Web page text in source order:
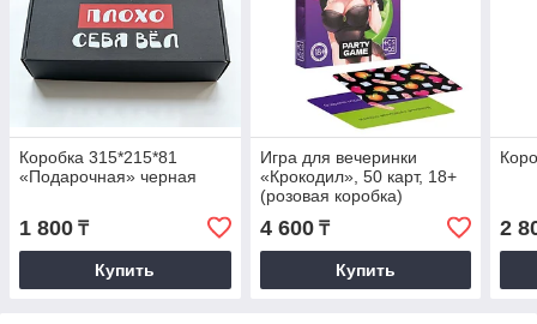
Коробка 315*215*81
«Подарочная» черная
1 800 ₸
Купить
Игра для вечеринки
«Крокодил», 50 карт, 18+
(розовая коробка)
4 600₸
Купить
2